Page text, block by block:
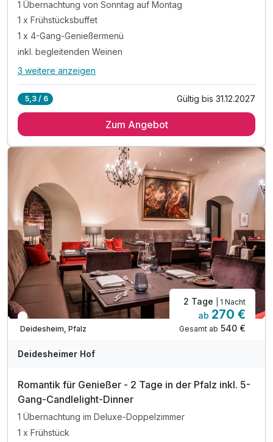
1 Übernachtung von Sonntag auf Montag
1 x Frühstücksbuffet
1 x 4-Gang-Genießermenü
inkl. begleitenden Weinen
Alle Inklusivleistungen
inkl. begleitenden Weinen
inkl. 1 Flasche Wasser auf dem Zimmer
inkl. Leihbademantel
inkl. WLAN
3 weitere anzeigen
5,3 / 6 Gültig bis 31.12.2027
Zum Angebot
In 1 Woche wieder frei
Deidesheim, Pfalz
2 Tage | 1 Nacht
ab 270 €
Gesamt ab 540 €
Deidesheimer Hof
Romantik für Genießer - 2 Tage in der Pfalz inkl. 5-
Gang-Candlelight-Dinner
1 Übernachtung im Deluxe-Doppelzimmer
1 x Frühstück